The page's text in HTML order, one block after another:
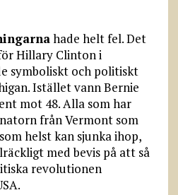
hade helt fel. Det
Hillary Clinton i
symboliskt och politiskt
Istället vann Bernie
mot 48. Alla som har
från Vermont som
helst kan sjunka ihop,
med bevis på att så
revolutionen